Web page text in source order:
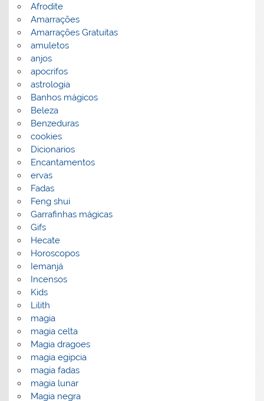
Afrodite
Amarrações
Amarrações Gratuitas
amuletos
anjos
apocrifos
astrologia
Banhos mágicos
Beleza
Benzeduras
cookies
Dicionarios
Encantamentos
ervas
Fadas
Feng shui
Garrafinhas mágicas
Gifs
Hecate
Horoscopos
Iemanjá
Incensos
Kids
Lilith
magia
magia celta
Magia dragoes
magia egipcia
magia fadas
magia lunar
Magia negra